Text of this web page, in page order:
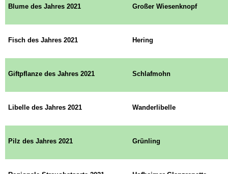
Blume des Jahres 2021 Großer Wiesenknopf
Fisch des Jahres 2021 Hering
Giftpflanze des Jahres 2021 Schlafmohn
Libelle des Jahres 2021 Wanderlibelle
Pilz des Jahres 2021 Grünling